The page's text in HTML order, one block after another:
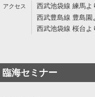
西武池袋線 練馬よ
西武豊島線 豊島園
西武池袋線 桜台よ
臨海セミナー